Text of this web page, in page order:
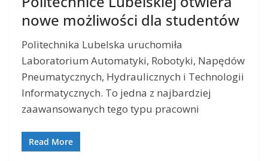
nowe możliwości dla studentów
Politechnika Lubelska uruchomiła
Laboratorium Automatyki, Robotyki, Napędów
Pneumatycznych, Hydraulicznych i Technologii
Informatycznych. To jedna z najbardziej
zaawansowanych tego typu pracowni
Read More